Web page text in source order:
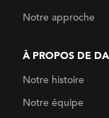
Notre approche
À PROPOS DE
Notre histoire
Notre équipe